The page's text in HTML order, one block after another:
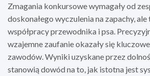
Zmagania konkursowe wymagały od
doskonałego wyczulenia na zapachy,
współpracy przewodnika i psa.
wzajemne zaufanie okazały się
zawodów. Wyniki uzyskane przez
stanowią dowód na to, jak istotna jest